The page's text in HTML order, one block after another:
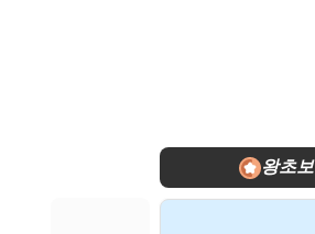
왕초보